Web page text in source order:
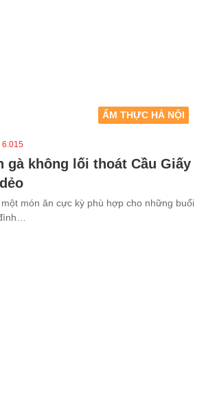
ẨM THỰC HÀ NỘI
6.015
gà không lối thoát Cầu Giấy
món ăn cực kỳ phù hợp cho những buổi